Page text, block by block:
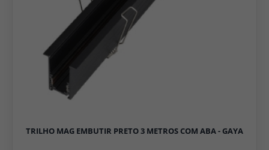
TRILHO MAG EMBUTIR PRETO 3 METROS COM ABA - GAYA